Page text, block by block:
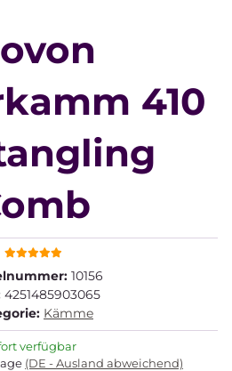
410
10156
4251485903065
Kämme
verfügbar
(DE - Ausland abweichend)